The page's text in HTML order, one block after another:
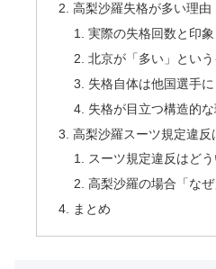
高梨沙羅失格が多い理由
実際の失格回数と印象
北京が「多い」とい
失格自体は他国選手
失格が目立つ構造的
高梨沙羅スーツ規定違反
スーツ規定違反はど
高梨沙羅の場合「な
まとめ